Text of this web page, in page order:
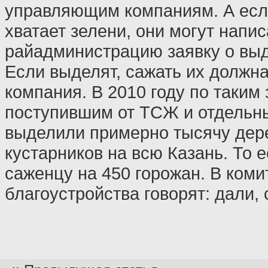
управляющим компаниям. А
хватает зелени, они могут
райадминистрацию заявку о
Если выделят, сажать их
компания. В 2010 году по таким
поступившим от ТСЖ и
выделили примерно тысячу
кустарников на всю Казань. То
саженцу на 450 горожан. В
благоустройства говорят: